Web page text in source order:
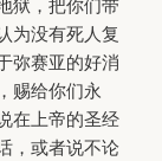
狱，把你们带
为没有死人复
弥赛亚的好消
赐给你们永
在上帝的圣经
，或者说不论